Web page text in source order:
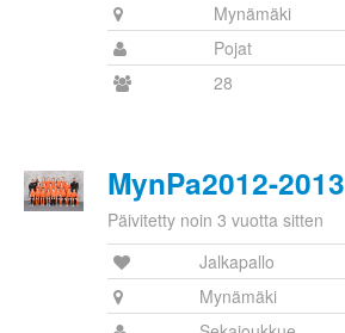
Mynämäki
Pojat
28
MynPa2012-2013
Päivitetty noin 3 vuotta sitten
Jalkapallo
Mynämäki